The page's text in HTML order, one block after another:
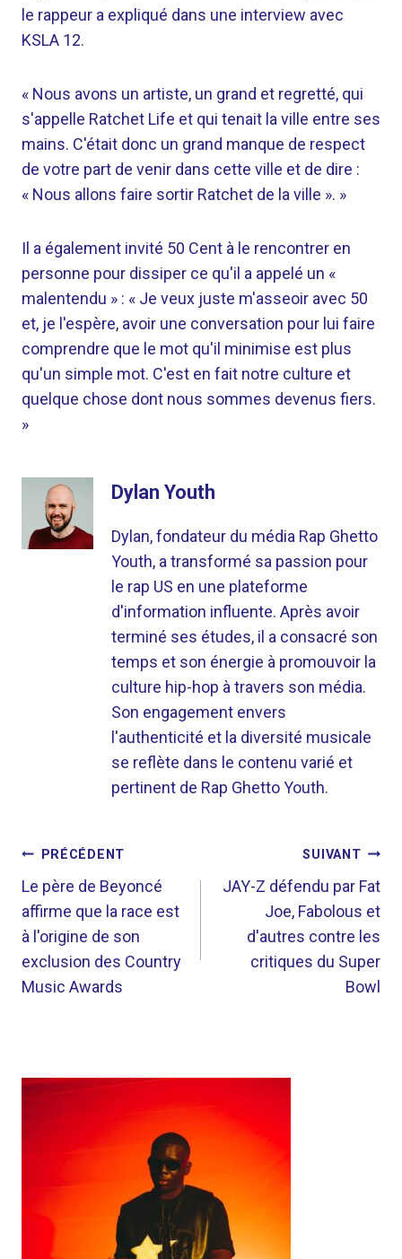
le rappeur a expliqué dans une interview avec
KSLA 12.
« Nous avons un artiste, un grand et regretté, qui
s'appelle Ratchet Life et qui tenait la ville entre ses
mains. C'était donc un grand manque de respect
de votre part de venir dans cette ville et de dire :
« Nous allons faire sortir Ratchet de la ville ». »
Il a également invité 50 Cent à le rencontrer en
personne pour dissiper ce qu'il a appelé un «
malentendu » : « Je veux juste m'asseoir avec 50
et, je l'espère, avoir une conversation pour lui faire
comprendre que le mot qu'il minimise est plus
qu'un simple mot. C'est en fait notre culture et
quelque chose dont nous sommes devenus fiers.
»
Dylan Youth
Dylan, fondateur du média Rap Ghetto
Youth, a transformé sa passion pour
le rap US en une plateforme
d'information influente. Après avoir
terminé ses études, il a consacré son
temps et son énergie à promouvoir la
culture hip-hop à travers son média.
Son engagement envers
l'authenticité et la diversité musicale
se reflète dans le contenu varié et
pertinent de Rap Ghetto Youth.
NAVIGATION
DE
L’ARTICLE
PRÉCÉDENT
Le père de Beyoncé
affirme que la race est
à l'origine de son
exclusion des Country
Music Awards
SUIVANT
JAY-Z défendu par Fat
Joe, Fabolous et
d'autres contre les
critiques du Super
Bowl